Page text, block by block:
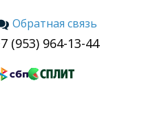
Обратная связь
(953) 964-13-44